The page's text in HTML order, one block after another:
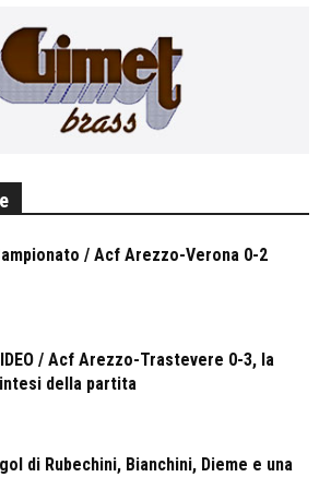
/ Acf Arezzo-Verona 0-2
/ Acf Arezzo-Trastevere 0-3, la
della partita
I gol di Rubechini, Bianchini, Dieme e una